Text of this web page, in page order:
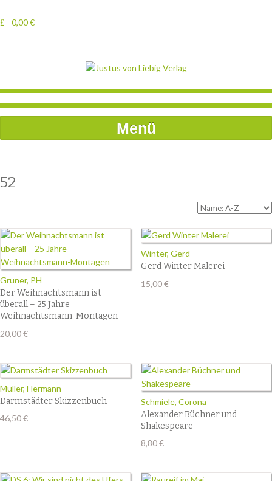
0,00€
Menü
52
Gruner, PH
Der Weihnachtsmann ist
überall – 25 Jahre
Weihnachtsmann-Montagen
20,00€
Winter, Gerd
Gerd Winter Malerei
15,00€
Müller, Hermann
Darmstädter Skizzenbuch
46,50€
Schmiele, Corona
Alexander Büchner und
Shakespeare
8,80€